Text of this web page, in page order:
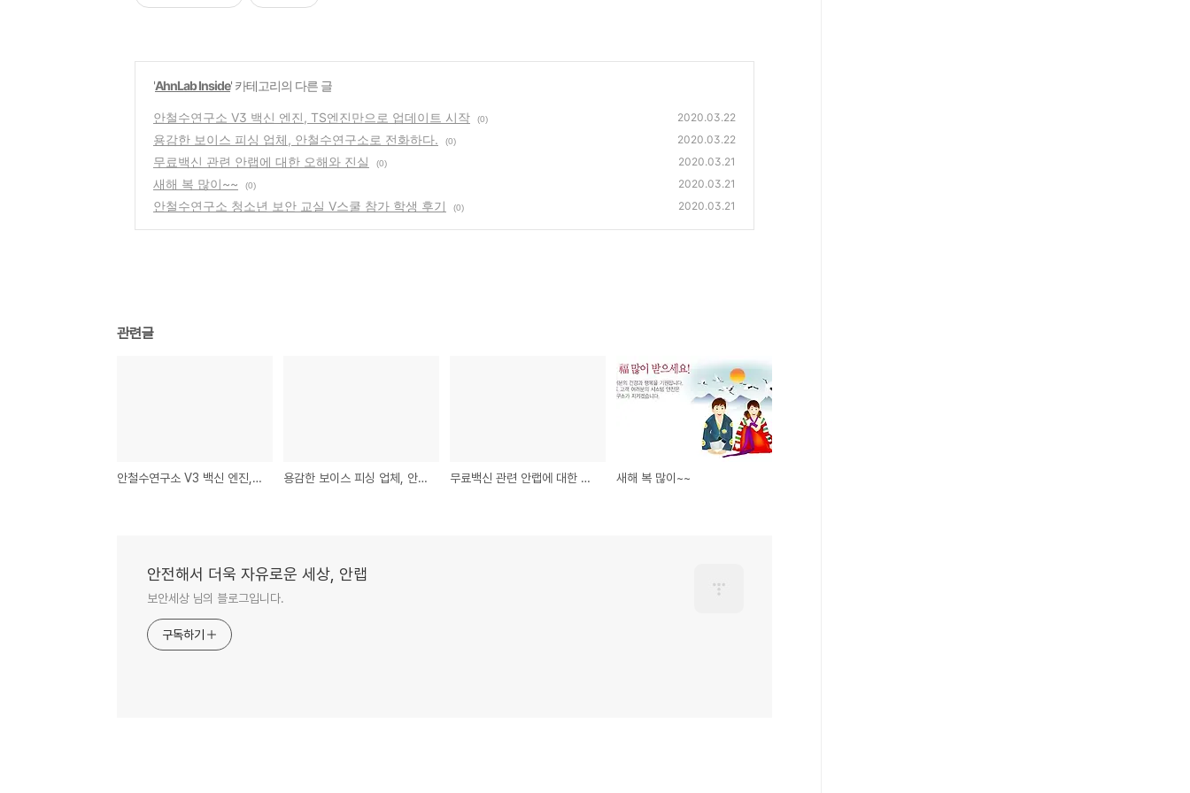
'AhnLab Inside' 카테고리의 다른 글
안철수연구소 V3 백신 엔진, TS엔진만으로 업데이트 시작 (0) 2020.03.22
용감한 보이스 피싱 업체, 안철수연구소로 전화하다. (0) 2020.03.22
무료백신 관련 안랩에 대한 오해와 진실 (0) 2020.03.21
새해 복 많이~~ (0) 2020.03.21
안철수연구소 청소년 보안 교실 V스쿨 참가 학생 후기 (0) 2020.03.21
관련글
안철수연구소 V3 백신 엔진, TS엔진만으로 업데이트 시작 용감한 보이스 피싱 업체, 안철수연구소로 전화하다. 무료백신 관련 안랩에 대한 오해와 진실 새해 복 많이~~
안전해서 더욱 자유로운 세상, 안랩
보안세상 님의 블로그입니다.
구독하기